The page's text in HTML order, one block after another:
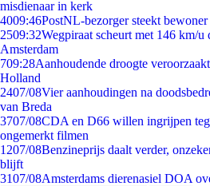
misdienaar in kerk
4009:46PostNL-bezorger steekt
2509:32Wegpiraat scheurt met 146 km/u
Amsterdam
709:28Aanhoudende droogte
Holland
2407/08Vier aanhoudingen na
van Breda
3707/08CDA en D66 willen ingrijpen
ongemerkt filmen
1207/08Benzineprijs daalt verder,
blijft
3107/08Amsterdams dierenasiel DOA